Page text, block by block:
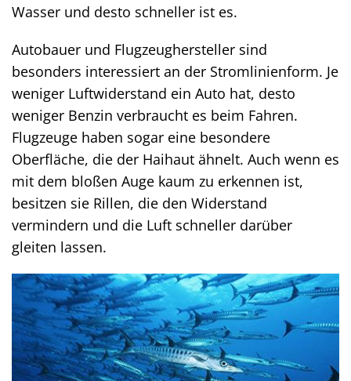
Wasser und desto schneller ist es.
Autobauer und Flugzeughersteller sind
besonders interessiert an der Stromlinienform. Je
weniger Luftwiderstand ein Auto hat, desto
weniger Benzin verbraucht es beim Fahren.
Flugzeuge haben sogar eine besondere
Oberfläche, die der Haihaut ähnelt. Auch wenn es
mit dem bloßen Auge kaum zu erkennen ist,
besitzen sie Rillen, die den Widerstand
vermindern und die Luft schneller darüber
gleiten lassen.